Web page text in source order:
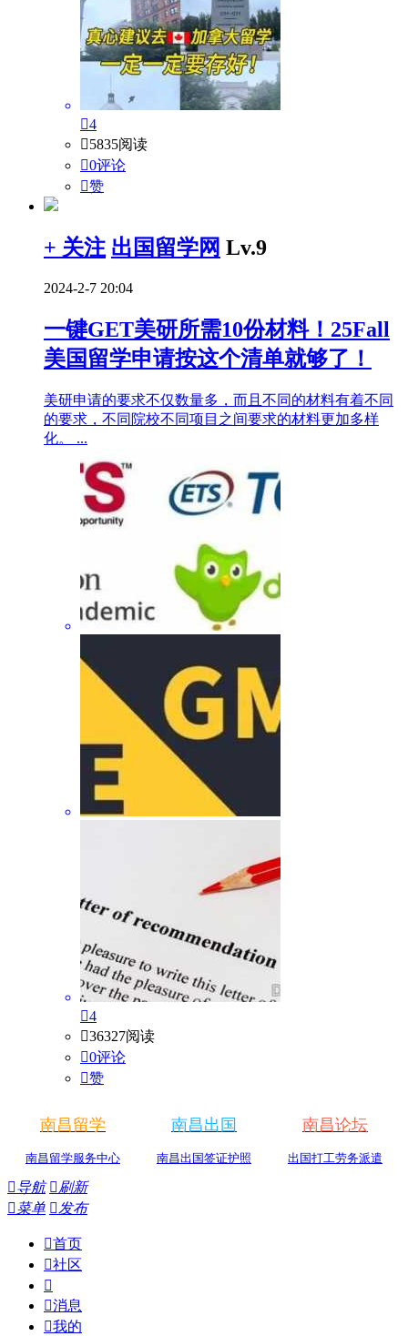
4
5835阅读
0评论
赞
+ 关注 出国留学网 Lv.9
2024-2-7 20:04
一键GET美研所需10份材料！25Fall
美国留学申请按这个清单就够了！
美研申请的要求不仅数量多，而且不同的材料有着不同
的要求，不同院校不同项目之间要求的材料更加多样
化。 ...
4
36327阅读
0评论
赞
南昌留学
南昌留学服务中心
南昌出国
南昌出国签证护照
南昌论坛
出国打工劳务派遣
导航 刷新
菜单 发布
首页
社区

消息
我的